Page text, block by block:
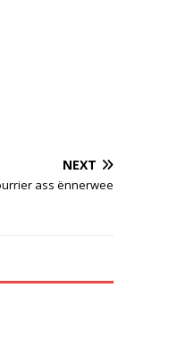
NEXT
ass ënnerwee